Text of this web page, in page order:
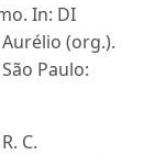
In: DI
(org.).
Paulo:
C.